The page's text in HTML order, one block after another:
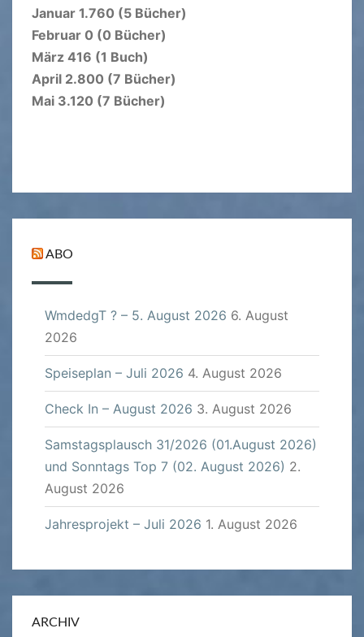
Januar 1.760 (5 Bücher)
Februar 0 (0 Bücher)
März 416 (1 Buch)
April 2.800 (7 Bücher)
Mai 3.120 (7 Bücher)
ABO
WmdedgT ? – 5. August 2026 6. August
2026
Speiseplan – Juli 2026 4. August 2026
Check In – August 2026 3. August 2026
Samstagsplausch 31/2026 (01.August 2026)
und Sonntags Top 7 (02. August 2026) 2.
August 2026
Jahresprojekt – Juli 2026 1. August 2026
ARCHIV